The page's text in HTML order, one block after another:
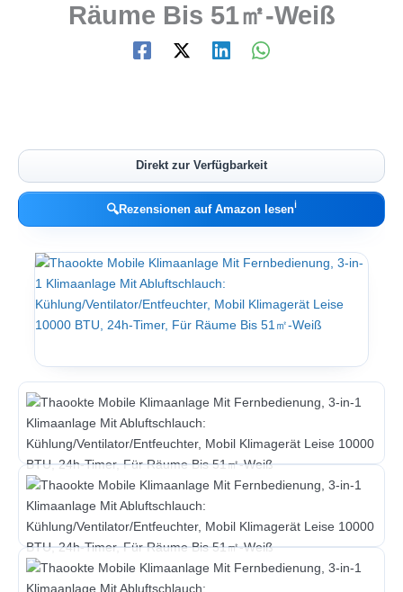
Räume Bis 51㎡-Weiß
Direkt zur Verfügbarkeit
🔍Rezensionen auf Amazon lesenℹ︎